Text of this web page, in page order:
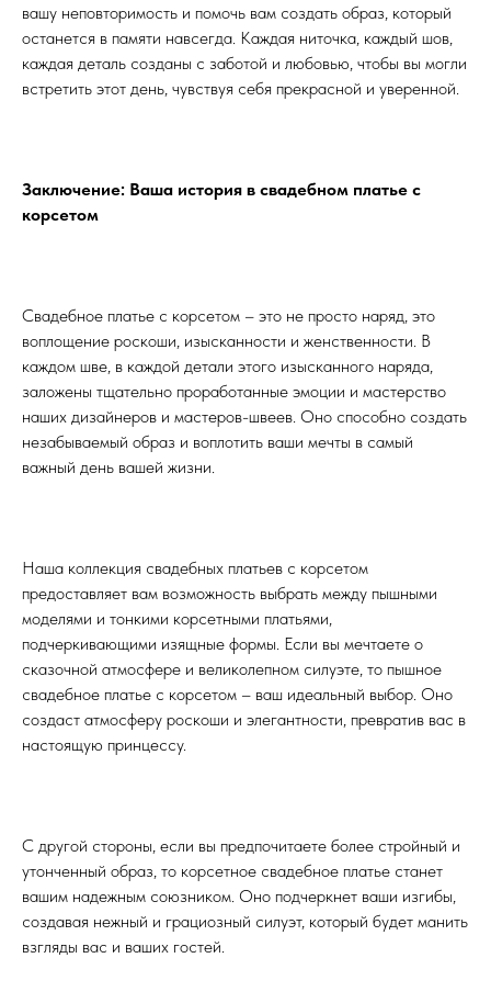
вашу неповторимость и помочь вам создать образ, который
останется в памяти навсегда. Каждая ниточка, каждый шов,
каждая деталь созданы с заботой и любовью, чтобы вы могли
встретить этот день, чувствуя себя прекрасной и уверенной.
Заключение: Ваша история в свадебном платье с
корсетом
Свадебное платье с корсетом – это не просто наряд, это
воплощение роскоши, изысканности и женственности. В
каждом шве, в каждой детали этого изысканного наряда,
заложены тщательно проработанные эмоции и мастерство
наших дизайнеров и мастеров-швеев. Оно способно создать
незабываемый образ и воплотить ваши мечты в самый
важный день вашей жизни.
Наша коллекция свадебных платьев с корсетом
предоставляет вам возможность выбрать между пышными
моделями и тонкими корсетными платьями,
подчеркивающими изящные формы. Если вы мечтаете о
сказочной атмосфере и великолепном силуэте, то пышное
свадебное платье с корсетом – ваш идеальный выбор. Оно
создаст атмосферу роскоши и элегантности, превратив вас в
настоящую принцессу.
С другой стороны, если вы предпочитаете более стройный и
утонченный образ, то корсетное свадебное платье станет
вашим надежным союзником. Оно подчеркнет ваши изгибы,
создавая нежный и грациозный силуэт, который будет манить
взгляды вас и ваших гостей.